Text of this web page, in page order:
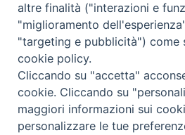
Orari uffici
Calendario diocesano
Orario messe
Per invio di comunicati, notizie e
altre finalità ("interazioni e
"miglioramento
"targeting e pubblicità") come
cookie policy.
Cliccando su "accetta"
cookie. Cliccando su
maggiori informazioni sui
personalizzare le tue